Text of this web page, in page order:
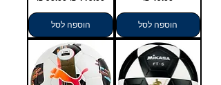
הוספה לסל הוספה לסל